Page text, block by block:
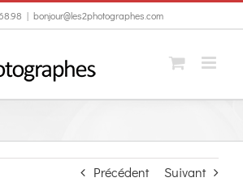
| bonjour@les2photographes.com
Précédent Suivant